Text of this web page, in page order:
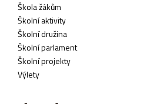
Škola žákům
Školní aktivity
Školní družina
Školní parlament
Školní projekty
Výlety